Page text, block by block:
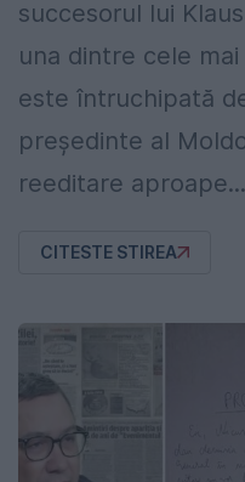
succesorul lui
una dintre cele mai
este întruchipată
președinte al
reeditare aproape...
CITESTE STIREA